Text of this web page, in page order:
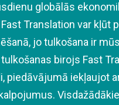
globālās
Translation var kļūt
jo tulkošana ir
birojs Fast
piedāvājumā iekļaujot